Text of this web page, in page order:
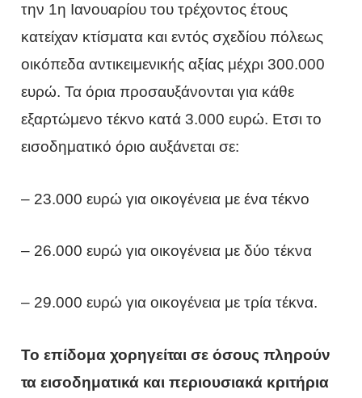
την 1η Ιανουαρίου του τρέχοντος έτους
κατείχαν κτίσματα και εντός σχεδίου πόλεως
οικόπεδα αντικειμενικής αξίας μέχρι 300.000
ευρώ. Τα όρια προσαυξάνονται για κάθε
εξαρτώμενο τέκνο κατά 3.000 ευρώ. Ετσι το
εισοδηματικό όριο αυξάνεται σε:
– 23.000 ευρώ για οικογένεια με ένα τέκνο
– 26.000 ευρώ για οικογένεια με δύο τέκνα
– 29.000 ευρώ για οικογένεια με τρία τέκνα.
Το επίδομα χορηγείται σε όσους πληρούν
τα εισοδηματικά και περιουσιακά κριτήρια